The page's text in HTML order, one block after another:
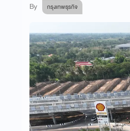
By กรุงเทพธุรกิจ